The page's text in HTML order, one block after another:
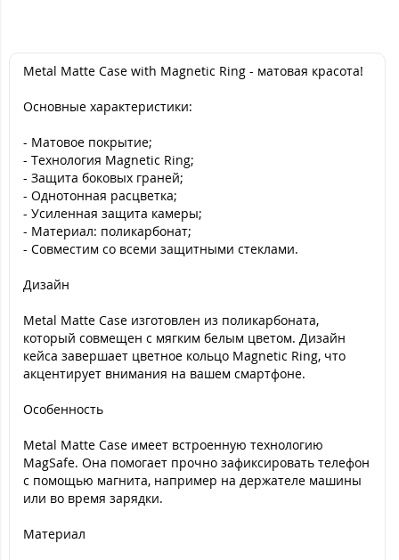
Metal Matte Case with Magnetic Ring - матовая красота!
Основные характеристики:
- Матовое покрытие;
- Технология Magnetic Ring;
- Защита боковых граней;
- Однотонная расцветка;
- Усиленная защита камеры;
- Материал: поликарбонат;
- Совместим со всеми защитными стеклами.
Дизайн
Metal Matte Case изготовлен из поликарбоната,
который совмещен с мягким белым цветом. Дизайн
кейса завершает цветное кольцо Magnetic Ring, что
акцентирует внимания на вашем смартфоне.
Особенность
Metal Matte Case имеет встроенную технологию
MagSafe. Она помогает прочно зафиксировать телефон
с помощью магнита, например на держателе машины
или во время зарядки.
Материал